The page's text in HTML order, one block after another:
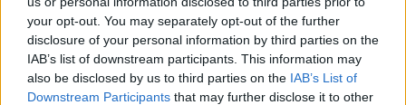
your opt-out. You may separately opt-out of the further
disclosure of your personal information by third parties on the
IAB’s list of downstream participants. This information may
also be disclosed by us to third parties on the IAB’s List of
Downstream Participants that may further disclose it to other
ritka felfedezés egy ilyen ékszert találni.
Sukron vasárnap meg is szólaltatta a
csengettyűt, amely erőtlen fémes hangot
adott.